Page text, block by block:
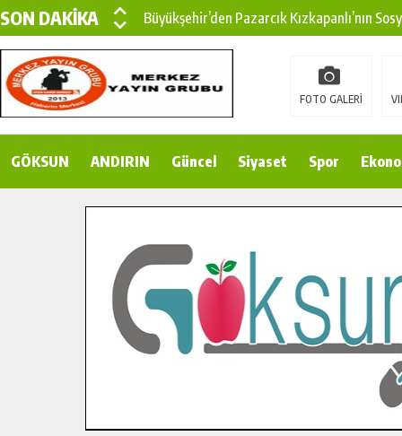
SON DAKİKA
Büyükşehir’den Pazarcık Kızkapanlı’nın
Büyükşehir’den Pazarcık Kırsalına Modern
Çin’den KSÜ’ye Uluslararası Başarı:
Gençler Pusula Maraş Kampında Yeni
İlçe Jandarma Komutanı Karakaya’dan
Bertiz’in Yeni Köprüsünde Sona Doğru.
FOTO GALERİ
GÖKSUN ANDIRIN Güncel Siyaset Spor